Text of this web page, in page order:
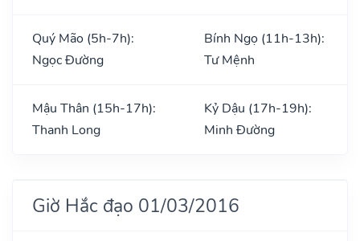
Quý Mão (5h-7h):
Ngọc Đường
Bính Ngọ (11h-13h):
Tư Mệnh
Mậu Thân (15h-17h):
Thanh Long
Kỷ Dậu (17h-19h):
Minh Đường
Giờ Hắc đạo 01/03/2016